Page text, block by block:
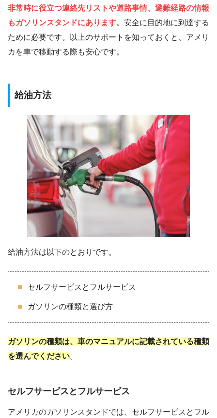
非常時に役立つ連絡先リストや道路事情、避難経路の情報
もガソリンスタンドにあります。安全に目的地に到達する
ために必要です。以上のサポートを知っておくと、アメリ
カを車で移動する際も安心です。
給油方法
給油方法は以下のとおりです。
セルフサービスとフルサービス
ガソリンの種類と選び方
ガソリンの種類は、車のマニュアルに記載されている種類
を選んでください。
セルフサービスとフルサービス
アメリカのガソリンスタンドでは、セルフサービスとフル